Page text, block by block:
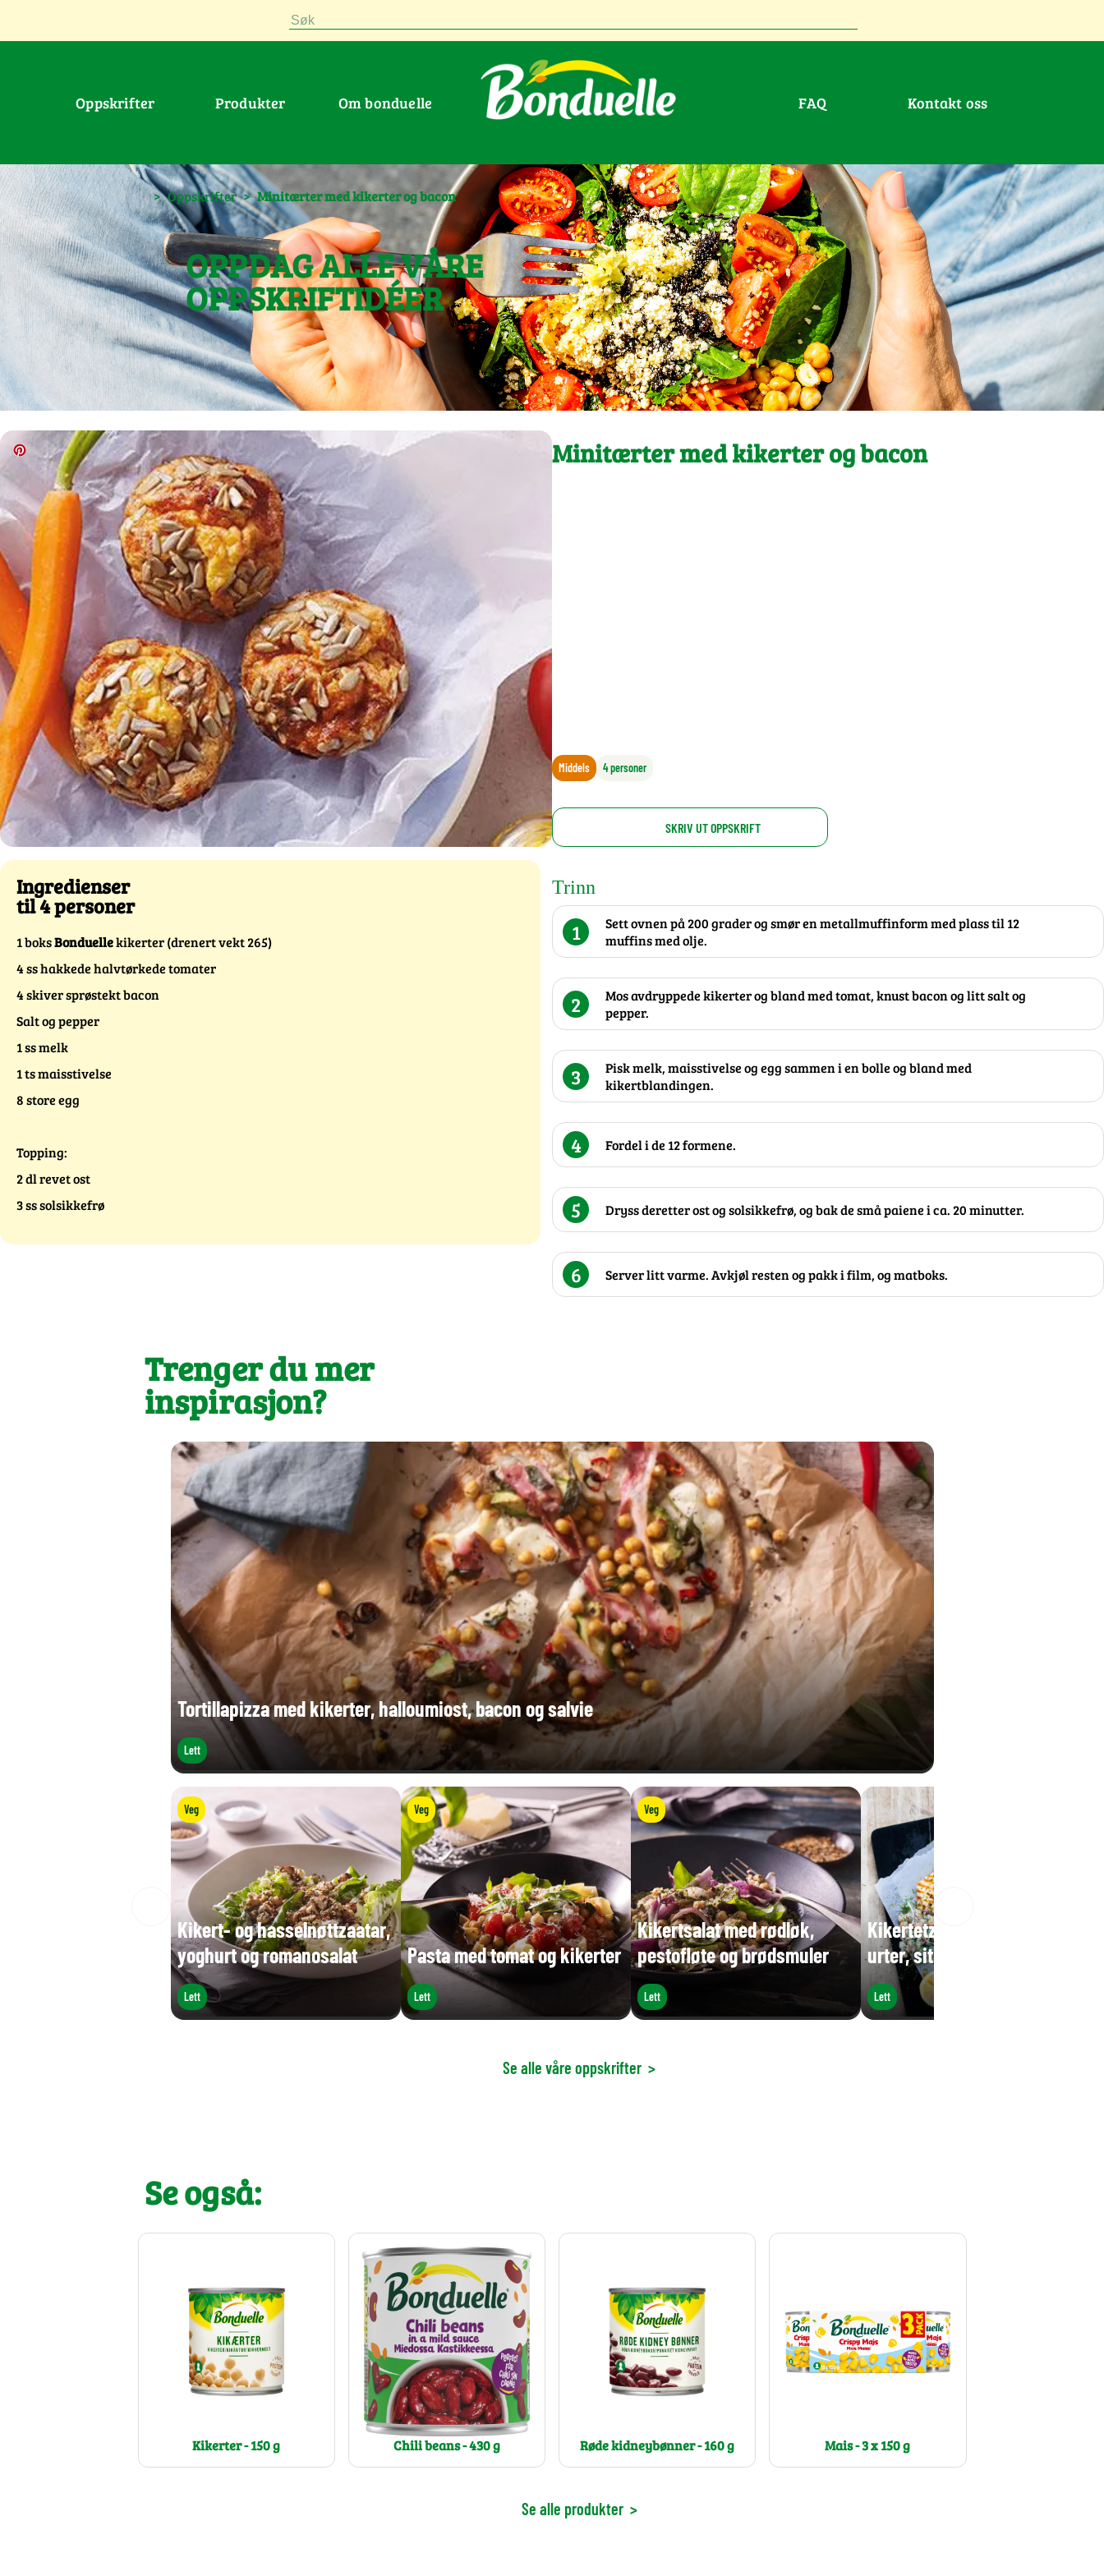
Søk
Oppskrifter Produkter Om bonduelle FAQ Kontakt oss
> Oppskrifter > Minitærter med kikerter og bacon
OPPDAG ALLE VÅRE
OPPSKRIFTIDÉER
Minitærter med kikerter og bacon
Middels 4 personer
SKRIV UT OPPSKRIFT
Ingredienser
til 4 personer
1 boksBonduellekikerter (drenert vekt 265)
4 ss hakkede halvtørkede tomater
4 skiver sprøstekt bacon
Salt og pepper
1 ss melk
1 ts maisstivelse
8 store egg
Topping:
2 dl revet ost
3 ss solsikkefrø
Trinn
1
Sett ovnen på 200 grader og smør en metallmuffinform med plass til 12
muffins med olje.
2
Mos avdryppede kikerter og bland med tomat, knust bacon og litt salt og
pepper.
3
Pisk melk, maisstivelse og egg sammen i en bolle og bland med
kikertblandingen.
4 Fordel i de 12 formene.
5 Dryss deretter ost og solsikkefrø, og bak de små paiene i ca. 20 minutter.
6 Server litt varme. Avkjøl resten og pakk i film, og matboks.
Trenger du mer
inspirasjon?
Tortillapizza med kikerter, halloumiost, bacon og salvie
Lett
Veg
Kikert- og hasselnøttzaatar,
yoghurt og romanosalat
Lett
Veg
Pasta med tomat og kikerter
Lett
Veg
Kikertsalat med rødløk,
pestofløte og brødsmuler
Lett
Kikertetzatziki med agurk,
urter, sitron og grillet kylling
Lett
Se alle våre oppskrifter >
Se også:
Kikerter - 150 g Chili beans - 430 g Røde kidneybønner - 160 g Mais - 3 x 150 g
Se alle produkter >